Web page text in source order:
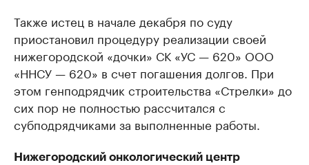
Также истец в начале декабря по суду
приостановил процедуру реализации своей
нижегородской «дочки» СК «УС — 620» ООО
«ННСУ — 620» в счет погашения долгов. При
этом генподрядчик строительства «Стрелки» до
сих пор не полностью рассчитался с
субподрядчиками за выполненные работы.
Нижегородский онкологический центр